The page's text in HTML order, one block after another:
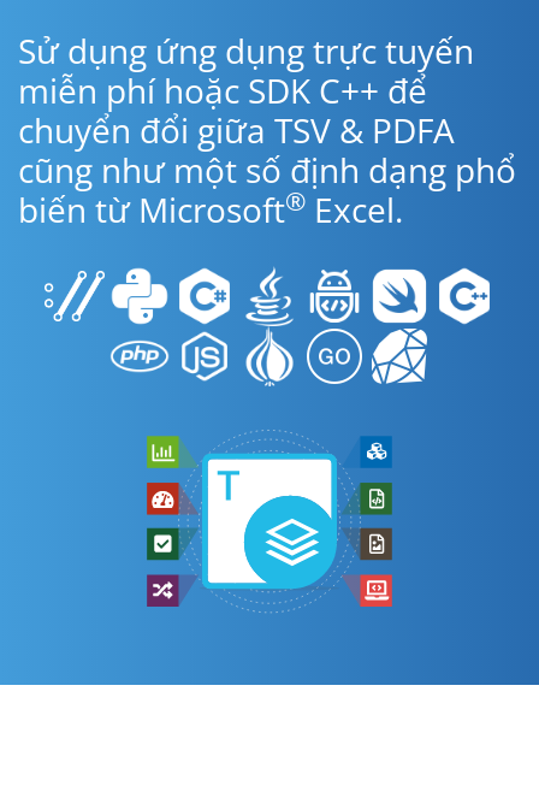
Sử dụng ứng dụng trực tuyến
miễn phí hoặc SDK C++ để
chuyển đổi giữa TSV & PDFA
cũng như một số định dạng phổ
biến từ Microsoft® Excel.